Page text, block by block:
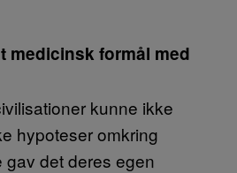
medicinsk formål med
kunne ikke
hypoteser omkring
det deres egen